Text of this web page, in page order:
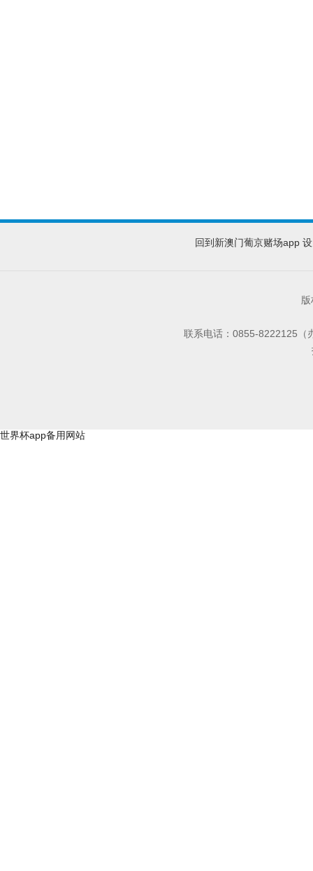
回到新澳门葡京赌场app
联系电话：0855-8222125（
世界杯app备用网站